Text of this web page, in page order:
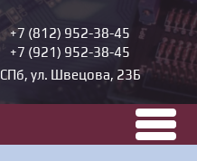
+7 (812) 952-38-45
+7 (921) 952-38-45
СПб, ул. Швецова, 23Б